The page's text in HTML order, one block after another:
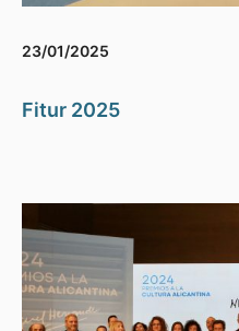
23/01/2025
Fitur 2025